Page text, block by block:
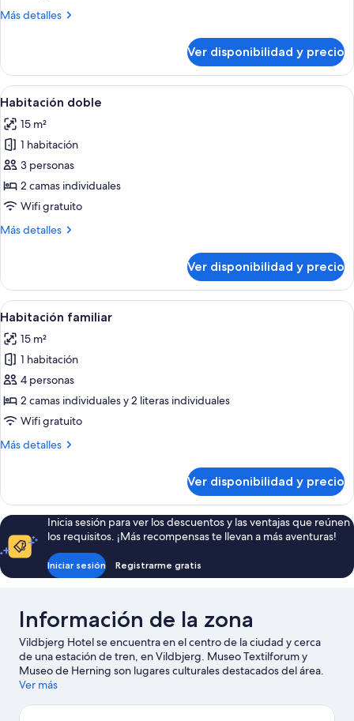
(Bed
wide)
Más detalles
Más
doble
junior
(Bed
cm
wide)
Ver disponibilidad y precio
Ver
todas
las
fotos
de
Habitación
doble
Habitación de hotel con cama, una
4
Habitación doble
15 m²
1 habitación
3 personas
2 camas individuales
Wifi gratuito
Más detalles
Más
doble
Ver disponibilidad y precio
Ver
todas
las
fotos
de
Habitación
familiar
Habitación de hotel con una cama
4
Habitación familiar
15 m²
1 habitación
4 personas
2 camas individuales y 2 literas individuales
Wifi gratuito
Más detalles
Más
familiar
Ver disponibilidad y precio
Inicia sesión para ver los descuentos y las ventajas que reúnen
los requisitos. ¡Más recompensas te llevan a más aventuras!
Iniciar sesión Registrarme gratis
Información de la zona
Vildbjerg Hotel se encuentra en el centro de la ciudad y cerca
de una estación de tren, en Vildbjerg. Museo Textilforum y
Museo de Herning son lugares culturales destacados del área.
¿Quieres asistir a un evento o partido mientras estás aquí?
Bank Boxen. Encontrarás muchas opciones para conocer la zona
Ver más